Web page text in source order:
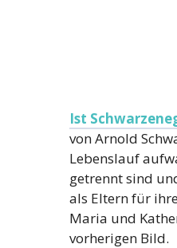
Ist
von Arnold
Lebenslauf
getrennt sind
als Eltern für
Maria und
vorherigen Bild.